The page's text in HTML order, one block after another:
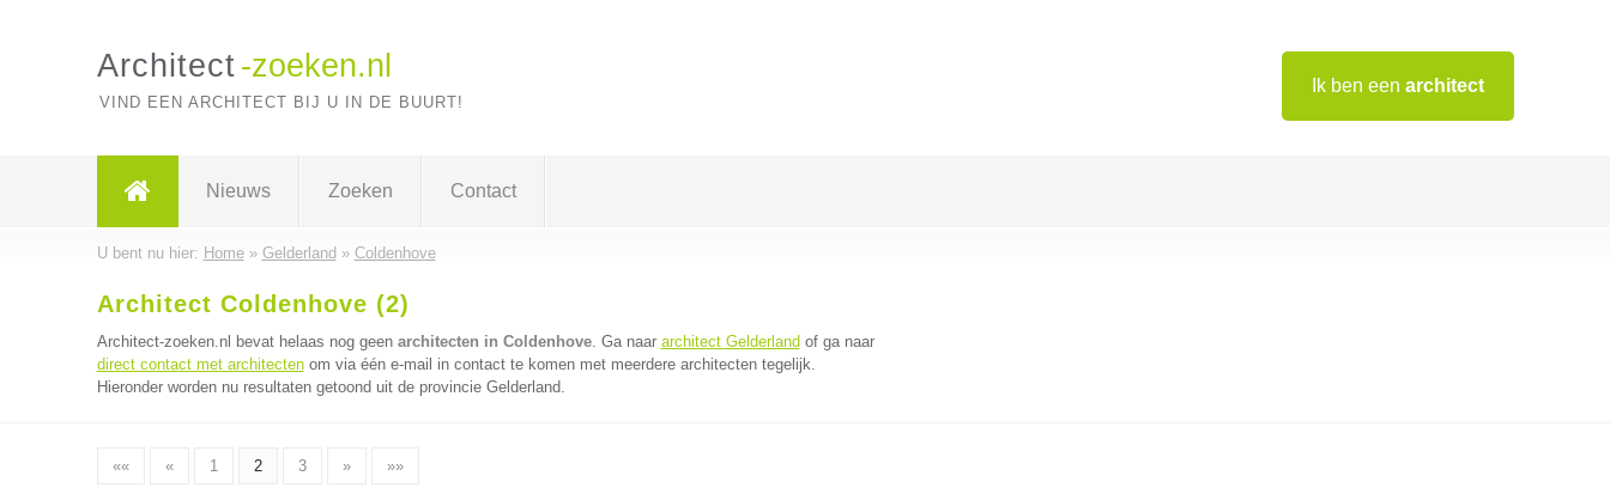
Ik ben een architect
Architect -zoeken.nl
VIND EEN ARCHITECT BIJ U IN DE BUURT!
Nieuws Zoeken Contact
U bent nu hier: Home» Gelderland » Coldenhove
Architect Coldenhove (2)
Architect-zoeken.nl bevat helaas nog geen architecten in Coldenhove. Ga naar architect Gelderland of ga naar
direct contact met architectenom via één e-mail in contact te komen met meerdere architecten tegelijk.
Hieronder worden nu resultaten getoond uit de provincie Gelderland.
«« « 1 2 3 » »»